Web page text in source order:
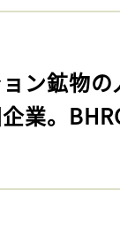
ョン鉱物
業。